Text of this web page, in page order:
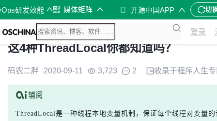
研发效能 媒体矩阵 开源中国APP 切
登录
这4种ThreadLocal你都知道吗？
码农二胖 2020-09-11 3,723 2 收录于程序人生
ThreadLocal是一种线程本地变量机制，保证每个线程对变量